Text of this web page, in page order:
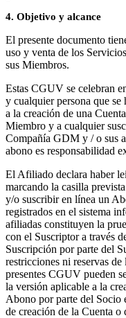
4. Objetivo y alcance
El presente documento
uso y venta de los
sus Miembros.
Estas CGUV se celebran
y cualquier persona que
a la creación de una
Miembro y a cualquier
Compañía GDM y / o sus
abono es responsabilidad
El Afiliado declara haber
marcando la casilla
y/o suscribir en línea un
registrados en el sistema
afiliadas constituyen la
con el Suscriptor a través
Suscripción por parte del
restricciones ni reservas
presentes CGUV pueden
la versión aplicable a la
Abono por parte del Socio
de creación de la Cuenta o